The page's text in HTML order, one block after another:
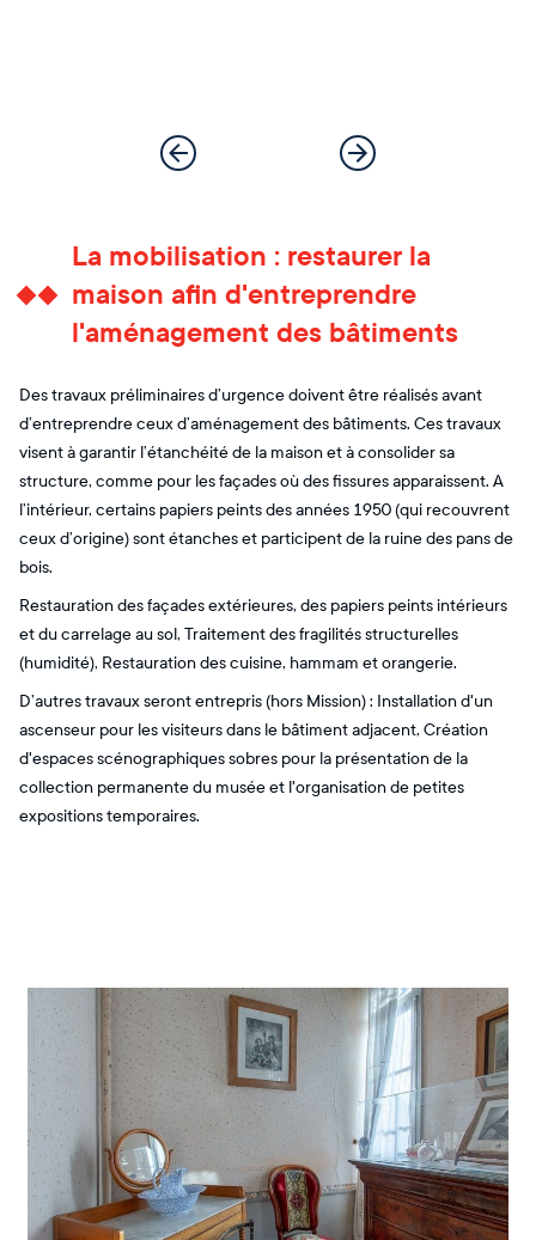
La mobilisation : restaurer la
maison afin d'entreprendre
l'aménagement des bâtiments
Des travaux préliminaires d’urgence doivent être réalisés avant
d’entreprendre ceux d’aménagement des bâtiments. Ces travaux
visent à garantir l’étanchéité de la maison et à consolider sa
structure, comme pour les façades où des fissures apparaissent. A
l’intérieur, certains papiers peints des années 1950 (qui recouvrent
ceux d’origine) sont étanches et participent de la ruine des pans de
bois.
Restauration des façades extérieures, des papiers peints intérieurs
et du carrelage au sol, Traitement des fragilités structurelles
(humidité), Restauration des cuisine, hammam et orangerie.
​D’autres travaux seront entrepris (hors Mission) : Installation d'un
ascenseur pour les visiteurs dans le bâtiment adjacent, Création
d'espaces scénographiques sobres pour la présentation de la
collection permanente du musée et l'organisation de petites
expositions temporaires.